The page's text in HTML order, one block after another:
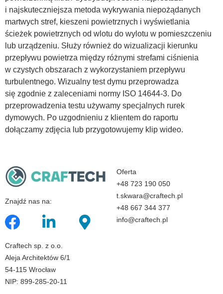
i najskuteczniejsza metoda wykrywania niepożądanych
martwych stref, kieszeni powietrznych i wyświetlania
ścieżek powietrznych od wlotu do wylotu w pomieszczeniu
lub urządzeniu. Służy również do wizualizacji kierunku
przepływu powietrza między różnymi strefami ciśnienia
w czystych obszarach z wykorzystaniem przepływu
turbulentnego. Wizualny test dymu przeprowadza
się zgodnie z zaleceniami normy ISO 14644-3. Do
przeprowadzenia testu używamy specjalnych rurek
dymowych. Po uzgodnieniu z klientem do raportu
dołączamy zdjęcia lub przygotowujemy klip wideo.
Znajdź nas na:
Craftech sp. z o.o.
Aleja Architektów 6/1
54-115 Wrocław
NIP: 899-285-20-11
Oferta
+48 723 190 050
t.skwara@craftech.pl
+48 667 344 377
info@craftech.pl